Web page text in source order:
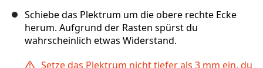
Schiebe das Plektrum um die obere rechte Ecke
herum. Aufgrund der Rasten spürst du
wahrscheinlich etwas Widerstand.
Setze das Plektrum nicht tiefer als 3 mm ein, du